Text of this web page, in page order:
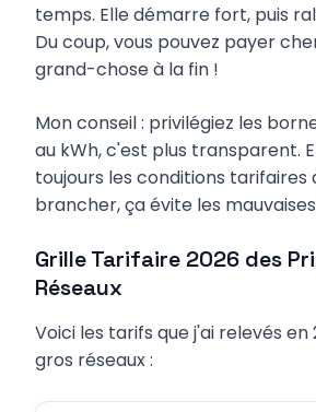
temps. Elle démarre fort, puis
Du coup, vous pouvez payer
grand-chose à la fin !
Mon conseil : privilégiez les
au kWh, c'est plus transparent.
toujours les conditions tarifaires
brancher, ça évite les
Grille Tarifaire 2026 des
Réseaux
Voici les tarifs que j'ai relevés en
gros réseaux :